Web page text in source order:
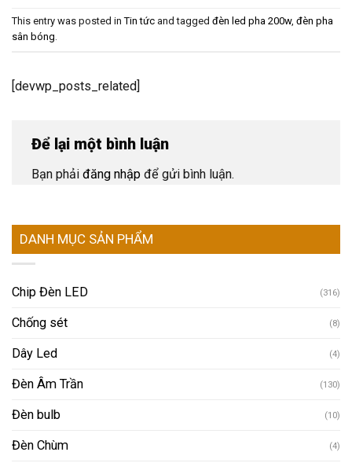
This entry was posted inTin tức and tagged đèn led pha 200w, đèn pha
sân bóng.
[devwp_posts_related]
Để lại một bình luận
Bạn phải đăng nhập để gửi bình luận.
DANH MỤC SẢN PHẨM
Chip Đèn LED (316)
Chống sét (8)
Dây Led (4)
Đèn Âm Trần (130)
Đèn bulb (10)
Đèn Chùm (4)